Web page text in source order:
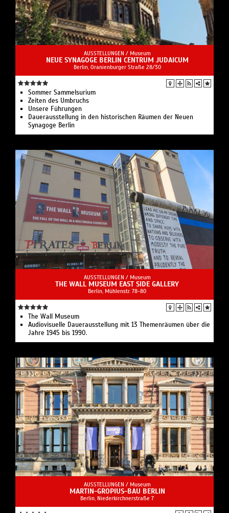
AUSSTELLUNGEN / Museum
NEUE SYNAGOGE BERLIN CENTRUM JUDAICUM
Berlin, Oranienburger Straße 28/30
Sommer Sammelsurium
Zeiten des Umbruchs
Unsere Führungen
Dauerausstellung in den historischen Räumen der Neuen
Synagoge Berlin
AUSSTELLUNGEN / Museum
THE WALL MUSEUM EAST SIDE GALLERY
Berlin, Mühlenstr. 78-80
The Wall Museum
Audiovisuelle Dauerausstellung mit 13 Themenräumen über die
Jahre 1945 bis 1990.
AUSSTELLUNGEN / Museum
MARTIN-GROPIUS-BAU BERLIN
Berlin, Niederkirchnerstraße 7